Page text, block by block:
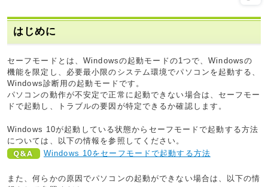
はじめに
セーフモードとは、Windowsの起動モードの1つで、Windowsの
機能を限定し、必要最小限のシステム環境でパソコンを起動する、
Windows診断用の起動モードです。
パソコンの動作が不安定で正常に起動できない場合は、セーフモー
ドで起動し、トラブルの要因が特定できるか確認します。
Windows 10が起動している状態からセーフモードで起動する方法
については、以下の情報を参照してください。
Windows 10をセーフモードで起動する方法
また、何らかの原因でパソコンの起動ができない場合は、以下の情